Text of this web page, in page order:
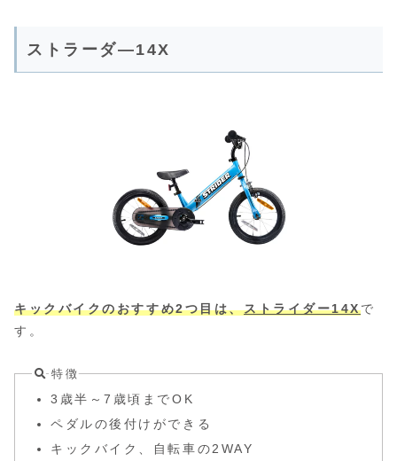
ストラーダ―14X
キックバイクのおすすめ2つ目は、ストライダー14Xで
す。
特徴
3歳半～7歳頃までOK
ペダルの後付けができる
キックバイク、自転車の2WAY